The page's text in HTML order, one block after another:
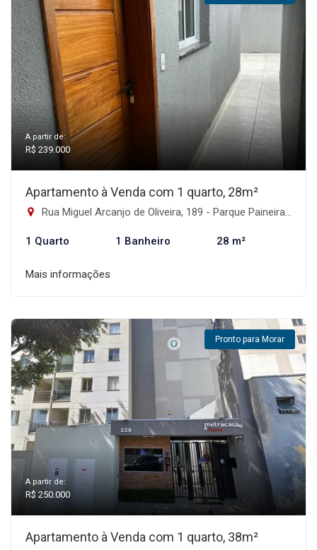
A partir de:
R$ 239.000
Apartamento à Venda com 1 quarto, 28m²
Rua Miguel Arcanjo de Oliveira, 189 - Parque Paineiras, São Paulo-SP
1 Quarto 1 Banheiro 28 m²
Mais informações
Pronto para Morar
A partir de:
R$ 250.000
Apartamento à Venda com 1 quarto, 38m²